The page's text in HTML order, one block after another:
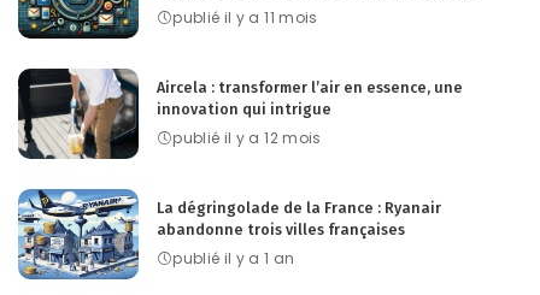
publié il y a 11 mois
Aircela : transformer l’air en essence, une
innovation qui intrigue
publié il y a 12 mois
La dégringolade de la France : Ryanair
abandonne trois villes françaises
publié il y a 1 an